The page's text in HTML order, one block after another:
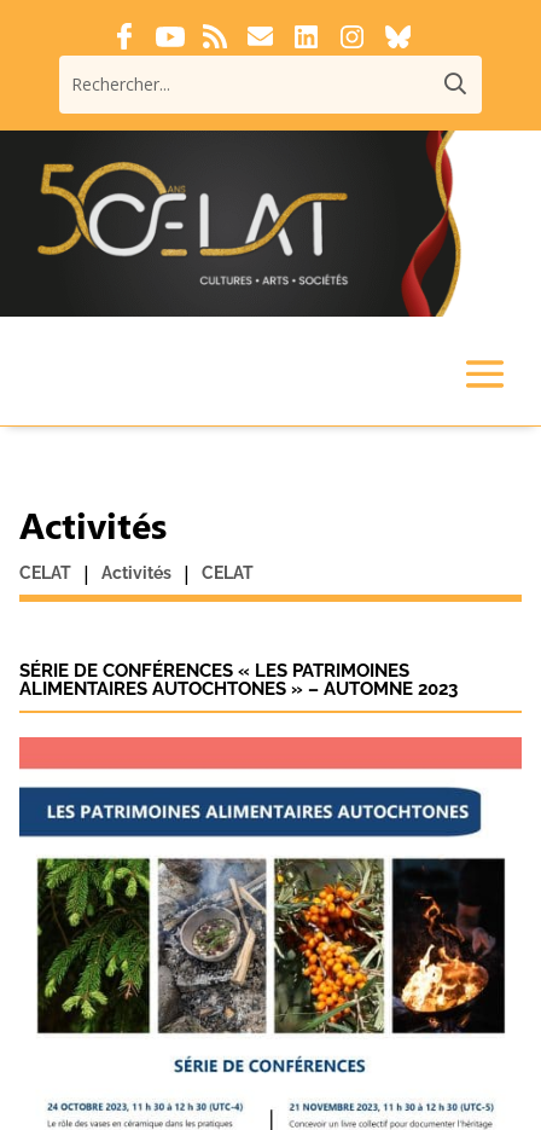
Activités
CELAT | Activités | CELAT
SÉRIE DE CONFÉRENCES « LES PATRIMOINES
ALIMENTAIRES AUTOCHTONES » – AUTOMNE 2023